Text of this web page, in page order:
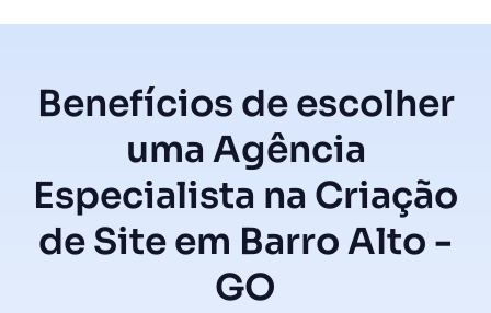
Benefícios de escolher
uma Agência
Especialista na Criação
de Site em Barro Alto -
GO